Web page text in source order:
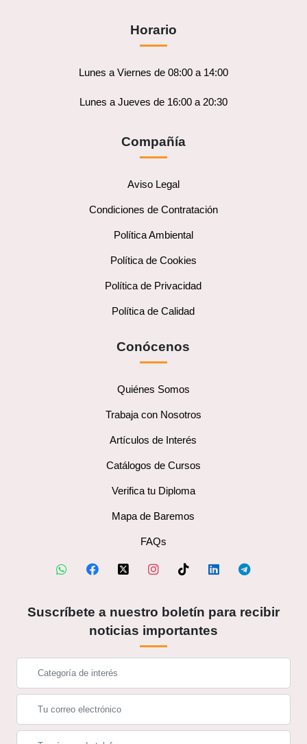
Horario
Lunes a Viernes de 08:00 a 14:00
Lunes a Jueves de 16:00 a 20:30
Compañía
Aviso Legal
Condiciones de Contratación
Política Ambiental
Política de Cookies
Política de Privacidad
Política de Calidad
Conócenos
Quiénes Somos
Trabaja con Nosotros
Artículos de Interés
Catálogos de Cursos
Verifica tu Diploma
Mapa de Baremos
FAQs
Suscríbete a nuestro boletín para recibir
noticias importantes